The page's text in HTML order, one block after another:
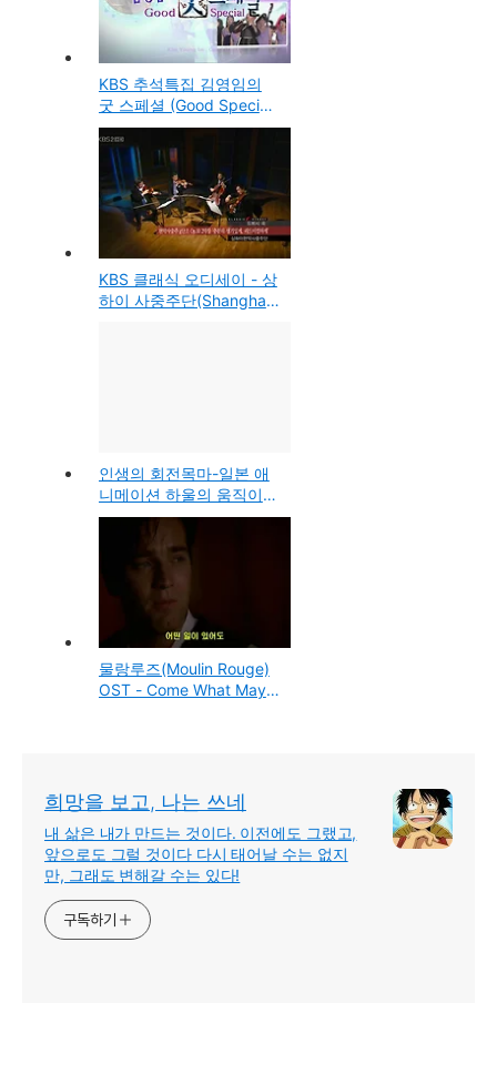
KBS 추석특집 김영임의
굿 스페셜 (Good Special)
라이브 콘서트
KBS 클래식 오디세이 - 상
하이 사중주단(Shanghai
인생의 회전목마-일본 애
니메이션 하울의 움직이는
성 OST(음악듣기)
물랑루즈(Moulin Rouge)
OST - Come What May -
희망을 보고, 나는 쓰네
내 삶은 내가 만드는 것이다. 이전에도 그랬고,
앞으로도 그럴 것이다 다시 태어날 수는 없지
만, 그래도 변해갈 수는 있다!
구독하기